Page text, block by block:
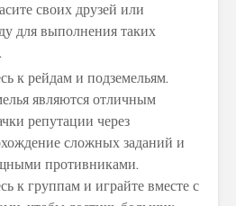
своих друзей или
для выполнения таких
к рейдам и подземельям.
являются отличным
репутации через
сложных заданий и
противниками.
к группам и играйте вместе с